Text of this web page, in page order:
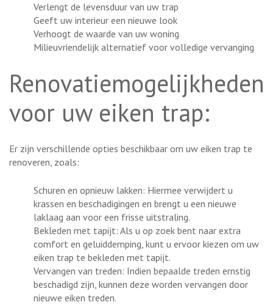
Verlengt de levensduur van uw trap
Geeft uw interieur een nieuwe look
Verhoogt de waarde van uw woning
Milieuvriendelijk alternatief voor volledige vervanging
Renovatiemogelijkheden
voor uw eiken trap:
Er zijn verschillende opties beschikbaar om uw eiken trap te
renoveren, zoals:
Schuren en opnieuw lakken: Hiermee verwijdert u
krassen en beschadigingen en brengt u een nieuwe
laklaag aan voor een frisse uitstraling.
Bekleden met tapijt: Als u op zoek bent naar extra
comfort en geluiddemping, kunt u ervoor kiezen om uw
eiken trap te bekleden met tapijt.
Vervangen van treden: Indien bepaalde treden ernstig
beschadigd zijn, kunnen deze worden vervangen door
nieuwe eiken treden.